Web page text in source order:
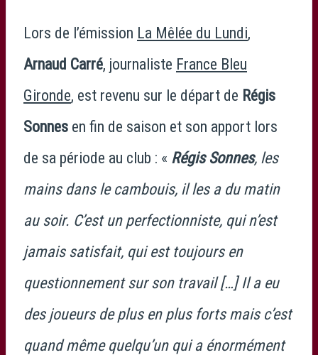
Lors de l’émission La Mêlée du Lundi,
Arnaud Carré, journaliste France Bleu
Gironde, est revenu sur le départ de Régis
Sonnes en fin de saison et son apport lors
de sa période au club : « Régis Sonnes, les
mains dans le cambouis, il les a du matin
au soir. C’est un perfectionniste, qui n’est
jamais satisfait, qui est toujours en
questionnement sur son travail […] Il a eu
des joueurs de plus en plus forts mais c’est
quand même quelqu’un qui a énormément